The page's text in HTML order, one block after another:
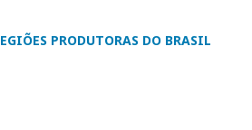
PRODUTORAS DO BRASIL